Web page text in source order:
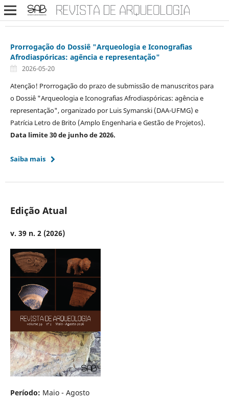
Prorrogação do Dossiê "Arqueologia e Iconografias
Afrodiaspóricas: agência e representação"
2026-05-20
Atenção! Prorrogação do prazo de submissão de manuscritos para
o Dossiê "Arqueologia e Iconografias Afrodiaspóricas: agência e
representação", organizado por Luis Symanski (DAA-UFMG) e
Patrícia Letro de Brito (Amplo Engenharia e Gestão de Projetos).
Data limite 30 de junho de 2026.
Saiba mais
Edição Atual
v. 39 n. 2 (2026)
Período: Maio - Agosto